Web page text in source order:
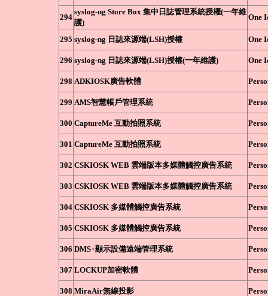
294
syslog-ng Store Box 集中日誌管理系統授權(一年維
護)
One
295 syslog-ng 日誌來源端(LSH)授權 One
296 syslog-ng 日誌來源端(LSH)授權(一年維護) One
298 ADKIOSK廣告軟體
299 AMS智慧帳戶管理系統
300 CaptureMe 互動拍照系統
301 CaptureMe 互動拍照系統
302 CSKIOSK WEB 雲端版本多媒體觸控廣告系統
303 CSKIOSK WEB 雲端版本多媒體觸控廣告系統
304 CSKIOSK 多媒體觸控廣告系統
305 CSKIOSK 多媒體觸控廣告系統
306 DMS+顯示設備遠端管理系統
307 LOCKUP加密軟體
308 MiraAir無線投影